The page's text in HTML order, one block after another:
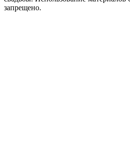
запрещено.